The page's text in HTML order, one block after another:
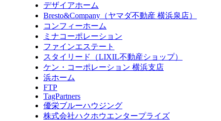
デザイアホーム
Bresto&Company（ヤマダ不動産 横浜泉店）
コンフィーホーム
ミナコーポレーション
ファインエステート
スタイリード（LIXIL不動産ショップ）
ケン・コーポレーション 横浜支店
浜ホーム
FTP
TagPartners
優栄ブルーハウジング
株式会社ハクホウエンタープライズ